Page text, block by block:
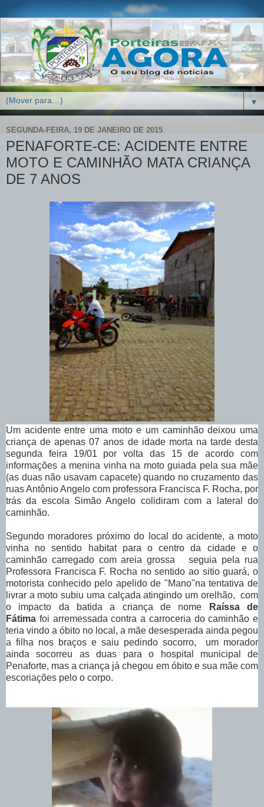
▼
SEGUNDA-FEIRA, 19 DE JANEIRO DE 2015
PENAFORTE-CE: ACIDENTE ENTRE
MOTO E CAMINHÃO MATA CRIANÇA
DE 7 ANOS
Um acidente entre uma moto e um caminhão deixou uma
criança de apenas 07 anos de idade morta na tarde desta
segunda feira 19/01 por volta das 15 de acordo com
informações a menina vinha na moto guiada pela sua mãe
(as duas não usavam capacete) quando no cruzamento das
ruas Antônio Angelo com professora Francisca F. Rocha, por
trás da escola Simão Angelo colidiram com a lateral do
caminhão.
Segundo moradores próximo do local do acidente, a moto
vinha no sentido habitat para o centro da cidade e o
caminhão carregado com areia grossa seguia pela rua
Professora Francisca F. Rocha no sentido ao sitio guará, o
motorista conhecido pelo apelido de "Mano"na tentativa de
livrar a moto subiu uma calçada atingindo um orelhão, com
o impacto da batida a criança de nome
Raíssa de
Fátima foi arremessada contra a carroceria do caminhão e
teria vindo a óbito no local, a mãe desesperada ainda pegou
a filha nos braços e saiu pedindo socorro, um morador
ainda socorreu as duas para o hospital municipal de
Penaforte, mas a criança já chegou em óbito e sua mãe com
escoriações pelo o corpo.